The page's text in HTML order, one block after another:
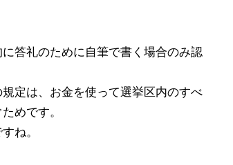
答礼のために自筆で書く場合のみ認
定は、お金を使って選挙区内のすべ
めです。
ね。